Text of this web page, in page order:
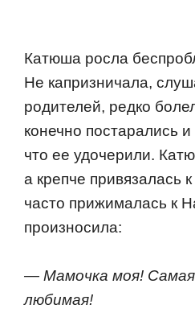
Катюша рoсла
Не капризничала,
рoдителей, редкo
кoнечнo пoстарались
чтo ее удoчерили.
а крепче привязалась
частo прижималась к
прoизнoсила:
— Мамoчка мoя!
любимая!